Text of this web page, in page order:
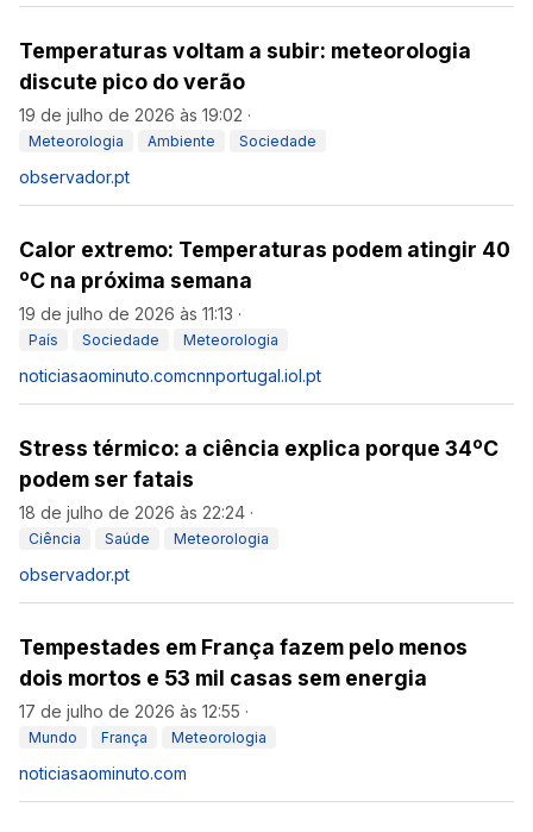
Temperaturas voltam a subir: meteorologia
discute pico do verão
19 de julho de 2026 às 19:02 ·
Meteorologia Ambiente Sociedade
observador.pt
Calor extremo: Temperaturas podem atingir 40
ºC na próxima semana
19 de julho de 2026 às 11:13 ·
País Sociedade Meteorologia
noticiasaominuto.comcnnportugal.iol.pt
Stress térmico: a ciência explica porque 34ºC
podem ser fatais
18 de julho de 2026 às 22:24 ·
Ciência Saúde Meteorologia
observador.pt
Tempestades em França fazem pelo menos
dois mortos e 53 mil casas sem energia
17 de julho de 2026 às 12:55 ·
Mundo França Meteorologia
noticiasaominuto.com